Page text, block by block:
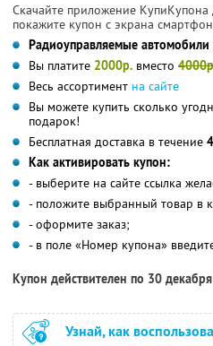
Скачайте приложение КупиКупона
покажите купон с экрана
Радиоуправляемые автомобили
Вы платите 2000р. вместо
Весь ассортимент на сайте
Вы можете купить сколько
подарок!
Бесплатная доставка в течение
Как активировать купон:
- выберите на сайте ссылка
- положите выбранный товар в
- оформите заказ;
- в поле «Номер купона»
Купон действителен по 30
Узнай, как